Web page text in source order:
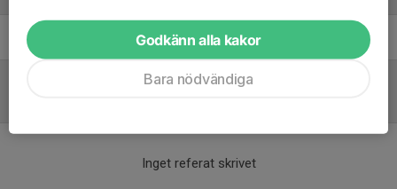
Mattias SvedjefallTränare
Inget referat skrivet
Godkänn alla kakor
Bara nödvändiga